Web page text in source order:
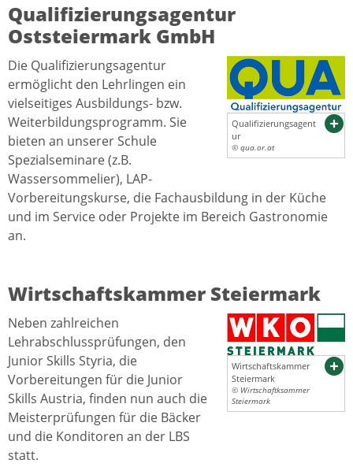
Qualifizierungsagentur
Oststeiermark GmbH
Qualifizierungsagent
ur
© qua.or.at
Die Qualifizierungsagentur
ermöglicht den Lehrlingen ein
vielseitiges Ausbildungs- bzw.
Weiterbildungsprogramm. Sie
bieten an unserer Schule
Spezialseminare (z.B.
Wassersommelier), LAP-
Vorbereitungskurse, die Fachausbildung in der Küche
und im Service oder Projekte im Bereich Gastronomie
an.
Wirtschaftskammer Steiermark
Wirtschaftskammer
Steiermark
© Wirtschaftksammer
Steiermark
Neben zahlreichen
Lehrabschlussprüfungen, den
Junior Skills Styria, die
Vorbereitungen für die Junior
Skills Austria, finden nun auch die
Meisterprüfungen für die Bäcker
und die Konditoren an der LBS
statt.